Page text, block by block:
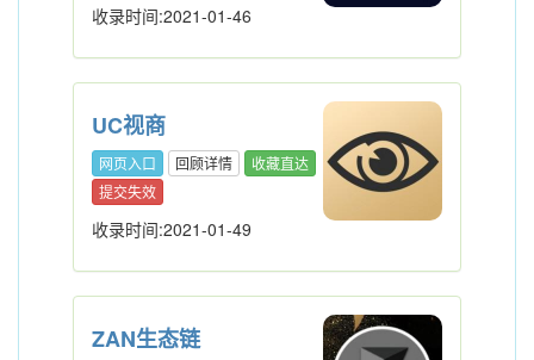
收录时间:2021-01-46
UC视商
网页入口 回顾详情
收藏直达
提交失效
收录时间:2021-01-49
ZAN生态链